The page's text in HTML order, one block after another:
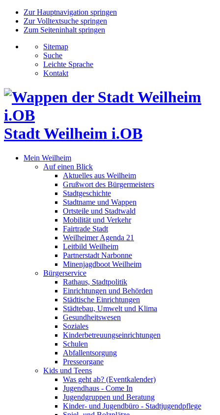
Zur Hauptnavigation springen
Zur Volltextsuche springen
Zum Seiteninhalt springen
Sitemap
Suche
Leichte Sprache
Kontakt
Stadt Weilheim i.OB
Mein Weilheim
Auf einen Blick
Aktuelles aus Weilheim
Grußwort des Bürgermeisters
Stadtgeschichte
Stadtname und Wappen
Ortsteile und Stadtwald
Mobilität und Verkehr
Fairtrade Stadt
Weilheimer Agenda 21
Leitbild Weilheim
Partnerstadt Narbonne
Minenjagdboot Weilheim
Bürgerservice
Rathaus, Stadtpolitik
Einrichtungen und Behörden
Städtische Einrichtungen
Städtebau, Umwelt und Klima
Gesundheitswesen
Soziales
Kinderbetreuungseinrichtungen
Schulen
Abfallentsorgung
Presseorgane
Kids und Teens
Was geht ab? (Eventkalender)
Jugendhaus - Come In
Jugendgruppen und Beratung
Kinder- und Jugendbüro - Stadtjugendpflege